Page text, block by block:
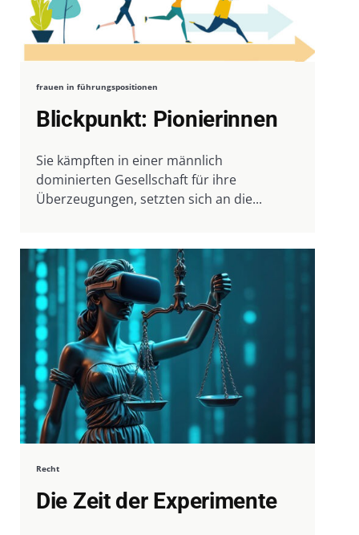
frauen in führungspositionen
Blickpunkt: Pionierinnen
Sie kämpften in einer männlich
dominierten Gesellschaft für ihre
Überzeugungen, setzten sich an die...
Recht
Die Zeit der Experimente